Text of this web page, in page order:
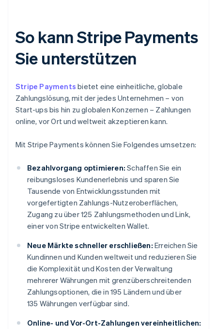
So kann Stripe Payments
Sie unterstützen
Stripe Payments bietet eine einheitliche, globale
Zahlungslösung, mit der jedes Unternehmen – von
Start-ups bis hin zu globalen Konzernen – Zahlungen
online, vor Ort und weltweit akzeptieren kann.
Mit Stripe Payments können Sie Folgendes umsetzen:
Bezahlvorgang optimieren: Schaffen Sie ein
reibungsloses Kundenerlebnis und sparen Sie
Tausende von Entwicklungsstunden mit
vorgefertigten Zahlungs-Nutzeroberflächen,
Zugang zu über 125 Zahlungsmethoden und Link,
einer von Stripe entwickelten Wallet.
Neue Märkte schneller erschließen: Erreichen Sie
Kundinnen und Kunden weltweit und reduzieren Sie
die Komplexität und Kosten der Verwaltung
mehrerer Währungen mit grenzüberschreitenden
Zahlungsoptionen, die in 195 Ländern und über
135 Währungen verfügbar sind.
Online- und Vor-Ort-Zahlungen vereinheitlichen: